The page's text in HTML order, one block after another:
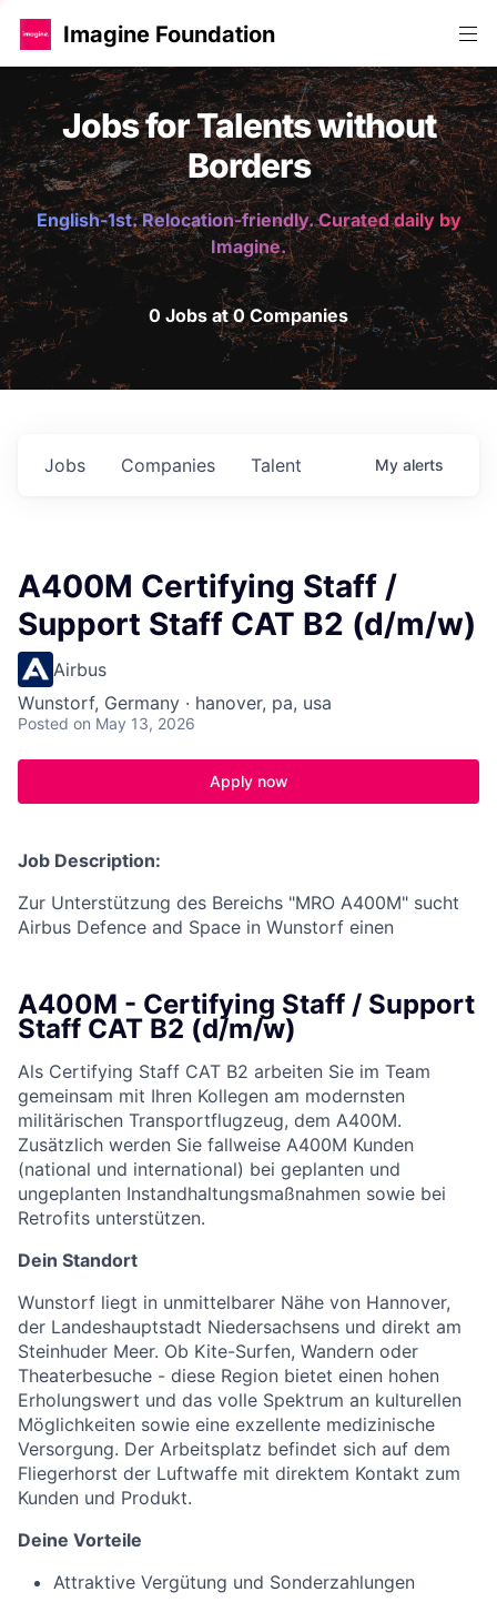
Imagine Foundation
Jobs for Talents without
Borders
English-1st. Relocation-friendly. Curated daily by
Imagine.
0 Jobs at 0 Companies
Jobs Companies Talent My alerts
A400M Certifying Staff /
Support Staff CAT B2 (d/m/w)
Airbus
Wunstorf, Germany · hanover, pa, usa
Posted on May 13, 2026
Apply now
Job Description:
Zur Unterstützung des Bereichs "MRO A400M" sucht
Airbus Defence and Space in Wunstorf einen
A400M - Certifying Staff / Support
Staff CAT B2 (d/m/w)
Als Certifying Staff CAT B2 arbeiten Sie im Team
gemeinsam mit Ihren Kollegen am modernsten
militärischen Transportflugzeug, dem A400M.
Zusätzlich werden Sie fallweise A400M Kunden
(national und international) bei geplanten und
ungeplanten Instandhaltungsmaßnahmen sowie bei
Retrofits unterstützen.
Dein Standort
Wunstorf liegt in unmittelbarer Nähe von Hannover,
der Landeshauptstadt Niedersachsens und direkt am
Steinhuder Meer. Ob Kite-Surfen, Wandern oder
Theaterbesuche - diese Region bietet einen hohen
Erholungswert und das volle Spektrum an kulturellen
Möglichkeiten sowie eine exzellente medizinische
Versorgung. Der Arbeitsplatz befindet sich auf dem
Fliegerhorst der Luftwaffe mit direktem Kontakt zum
Kunden und Produkt.
Deine Vorteile
Attraktive Vergütung und Sonderzahlungen